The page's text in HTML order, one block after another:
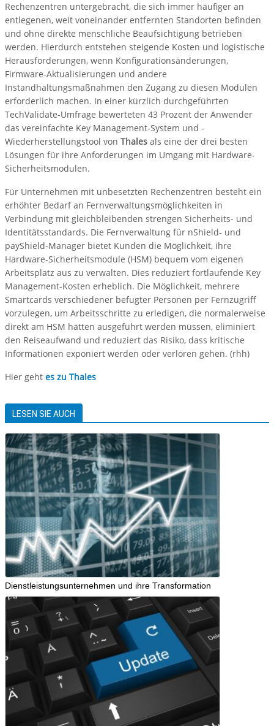
Rechenzentren untergebracht, die sich immer häufiger an
entlegenen, weit voneinander entfernten Standorten befinden
und ohne direkte menschliche Beaufsichtigung betrieben
werden. Hierdurch entstehen steigende Kosten und logistische
Herausforderungen, wenn Konfigurationsänderungen,
Firmware-Aktualisierungen und andere
Instandhaltungsmaßnahmen den Zugang zu diesen Modulen
erforderlich machen. In einer kürzlich durchgeführten
TechValidate-Umfrage bewerteten 43 Prozent der Anwender
das vereinfachte Key Management-System und -
Wiederherstellungstool von Thales als eine der drei besten
Lösungen für ihre Anforderungen im Umgang mit Hardware-
Sicherheitsmodulen.
Für Unternehmen mit unbesetzten Rechenzentren besteht ein
erhöhter Bedarf an Fernverwaltungsmöglichkeiten in
Verbindung mit gleichbleibenden strengen Sicherheits- und
Identitätsstandards. Die Fernverwaltung für nShield- und
payShield-Manager bietet Kunden die Möglichkeit, ihre
Hardware-Sicherheitsmodule (HSM) bequem vom eigenen
Arbeitsplatz aus zu verwalten. Dies reduziert fortlaufende Key
Management-Kosten erheblich. Die Möglichkeit, mehrere
Smartcards verschiedener befugter Personen per Fernzugriff
vorzulegen, um Arbeitsschritte zu erledigen, die normalerweise
direkt am HSM hätten ausgeführt werden müssen, eliminiert
den Reiseaufwand und reduziert das Risiko, dass kritische
Informationen exponiert werden oder verloren gehen. (rhh)
Hier geht es zu Thales
LESEN SIE AUCH
Dienstleistungsunternehmen und ihre Transformation